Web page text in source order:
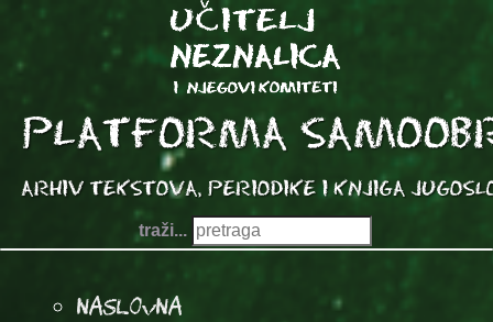
traži...
Naslovna